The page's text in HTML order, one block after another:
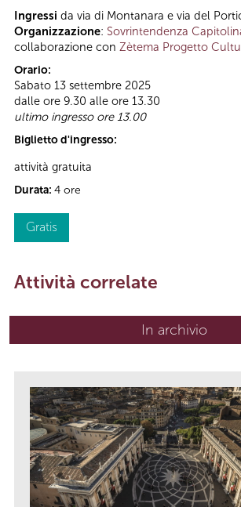
Ingressi da via di Montanara e via del
Organizzazione: Sovrintendenza
collaborazione con Zètema Progetto
Orario:
Sabato 13 settembre 2025
dalle ore 9.30 alle ore 13.30
ultimo ingresso ore 13.00
Biglietto d'ingresso:
attività gratuita
Durata: 4 ore
Gratis
Attività correlate
In archivio